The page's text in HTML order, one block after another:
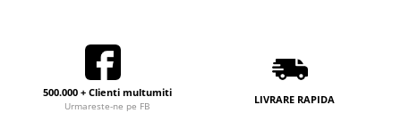
500.000 + Clienti multumiti
Urmareste-ne pe FB
LIVRARE RAPIDA